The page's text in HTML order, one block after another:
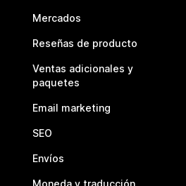
Mercados
Reseñas de producto
Ventas adicionales y
paquetes
Email marketing
SEO
Envíos